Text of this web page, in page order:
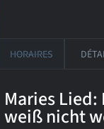
HORAIRES
Maries Lied:
weiß nicht